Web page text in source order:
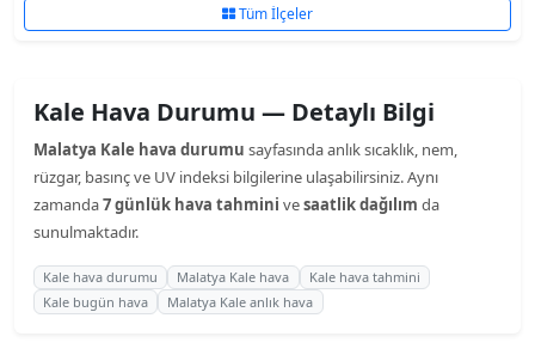
Tüm İlçeler
Kale Hava Durumu — Detaylı Bilgi
Malatya Kale hava durumu sayfasında anlık sıcaklık, nem,
rüzgar, basınç ve UV indeksi bilgilerine ulaşabilirsiniz. Aynı
zamanda7 günlük hava tahmini vesaatlik dağılım da
sunulmaktadır.
Kale hava durumu Malatya Kale hava
Kale hava tahmini
Kale bugün hava
Malatya Kale anlık hava